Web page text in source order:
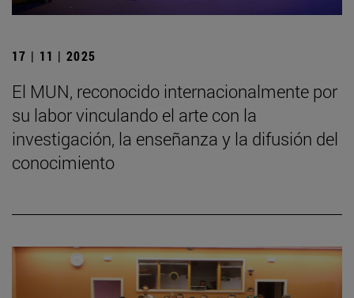
17 | 11 | 2025
El MUN, reconocido internacionalmente por
su labor vinculando el arte con la
investigación, la enseñanza y la difusión del
conocimiento